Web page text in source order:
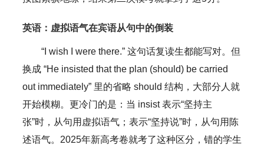
英语：虚拟语气在宾语从句中的倒装
“I wish I were there.” 这句话复读生都能写对。但
换成 “He insisted that the plan (should) be carried
out immediately” 里的省略 should 结构，大部分人就
开始模糊。更冷门的是：当 insist 表示“坚持主
张”时，从句用虚拟语气；表示“坚持说”时，从句用陈
述语气。2025年新高考卷就考了这种区分，错的学生